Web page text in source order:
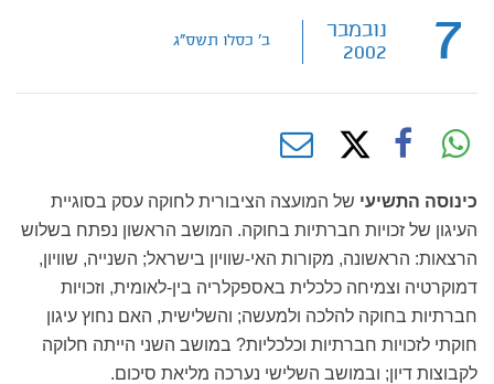
7
נובמבר
2002
ב' כסלו תשס"ג
כינוסה התשיעי של המועצה הציבורית לחוקה עסק בסוגיית
העיגון של זכויות חברתיות בחוקה. המושב הראשון נפתח בשלוש
הרצאות: הראשונה, מקורות האי-שוויון בישראל; השנייה, שוויון,
דמוקרטיה וצמיחה כלכלית באספקלריה בין-לאומית, וזכויות
חברתיות בחוקה להלכה ולמעשה; והשלישית, האם נחוץ עיגון
חוקתי לזכויות חברתיות וכלכליות? במושב השני הייתה חלוקה
לקבוצות דיון; ובמושב השלישי נערכה מליאת סיכום.